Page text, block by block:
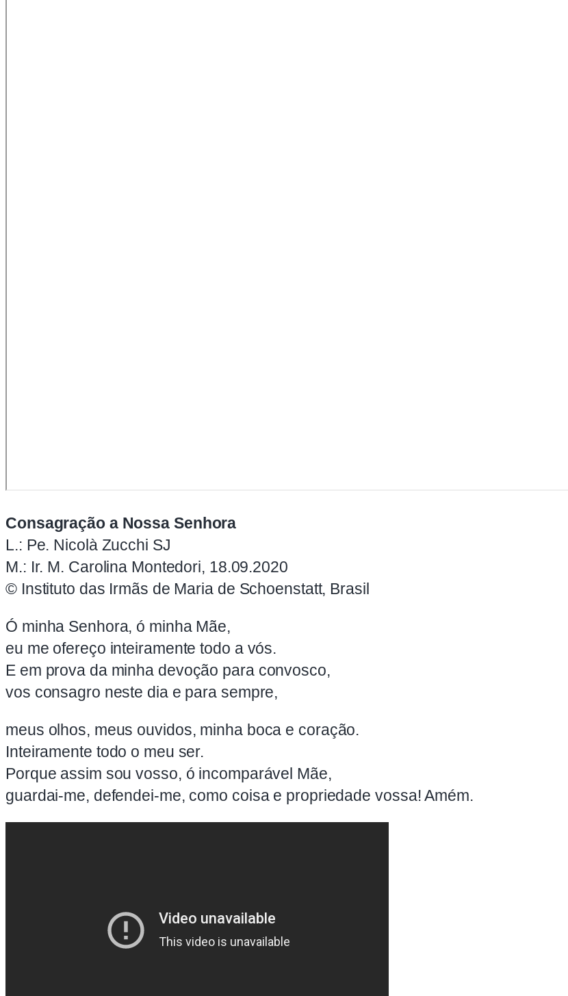
Consagração a Nossa Senhora
L.: Pe. Nicolà Zucchi SJ
M.: Ir. M. Carolina Montedori, 18.09.2020
© Instituto das Irmãs de Maria de Schoenstatt, Brasil
Ó minha Senhora, ó minha Mãe,
eu me ofereço inteiramente todo a vós.
E em prova da minha devoção para convosco,
vos consagro neste dia e para sempre,
meus olhos, meus ouvidos, minha boca e coração.
Inteiramente todo o meu ser.
Porque assim sou vosso, ó incomparável Mãe,
guardai-me, defendei-me, como coisa e propriedade vossa! Amém.